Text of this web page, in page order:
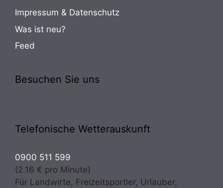
Impressum & Datenschutz
Was ist neu?
Feed
Besuchen Sie uns
Telefonische Wetterauskunft
0900 511 599
(2.16 € pro Minute)
Für Landwirte, Freizeitsportler, Urlauber,